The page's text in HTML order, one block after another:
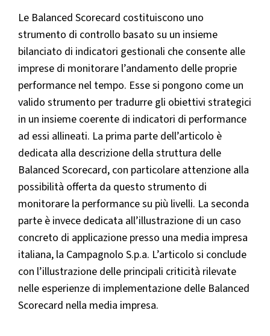
Le Balanced Scorecard costituiscono uno
strumento di controllo basato su un insieme
bilanciato di indicatori gestionali che consente alle
imprese di monitorare l’andamento delle proprie
performance nel tempo. Esse si pongono come un
valido strumento per tradurre gli obiettivi strategici
in un insieme coerente di indicatori di performance
ad essi allineati. La prima parte dell’articolo è
dedicata alla descrizione della struttura delle
Balanced Scorecard, con particolare attenzione alla
possibilità offerta da questo strumento di
monitorare la performance su più livelli. La seconda
parte è invece dedicata all’illustrazione di un caso
concreto di applicazione presso una media impresa
italiana, la Campagnolo S.p.a. L’articolo si conclude
con l’illustrazione delle principali criticità rilevate
nelle esperienze di implementazione delle Balanced
Scorecard nella media impresa.